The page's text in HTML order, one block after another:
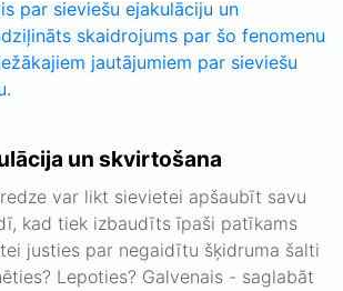
un skvirtošana
var likt sievietei apšaubīt savu
kad tiek izbaudīts īpaši patīkams
justies par negaidītu šķidruma šalti
Lepoties? Galvenais - saglabāt